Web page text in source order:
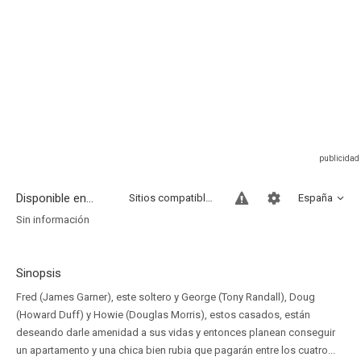
Disponible en... España
Sitios compatibles
Sin información
Sinopsis
Fred (James Garner), este soltero y George (Tony Randall), Doug
(Howard Duff) y Howie (Douglas Morris), estos casados, están
deseando darle amenidad a sus vidas y entonces planean conseguir
un apartamento y una chica bien rubia que pagarán entre los cuatro...